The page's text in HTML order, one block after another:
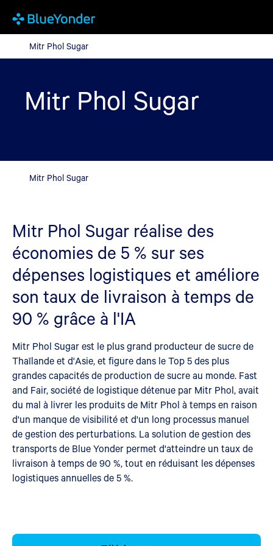
Mitr Phol Sugar
Mitr Phol Sugar
Mitr Phol Sugar
Mitr Phol Sugar
Mitr Phol Sugar réalise des
économies de 5 % sur ses
dépenses logistiques et améliore
son taux de livraison à temps de
90 % grâce à l'IA
Mitr Phol Sugar est le plus grand producteur de sucre de
Thaïlande et d'Asie, et figure dans le Top 5 des plus
grandes capacités de production de sucre au monde. Fast
and Fair, société de logistique détenue par Mitr Phol, avait
du mal à livrer les produits de Mitr Phol à temps en raison
d'un manque de visibilité et d'un long processus manuel
de gestion des perturbations. La solution de gestion des
transports de Blue Yonder permet d'atteindre un taux de
livraison à temps de 90 %, tout en réduisant les dépenses
logistiques annuelles de 5 %.